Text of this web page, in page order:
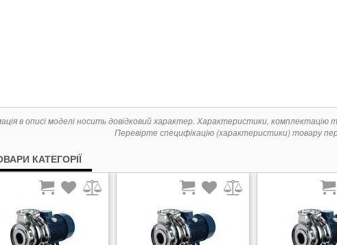
в описі моделі носить довідковий характер. Характеристики, комплектацію
Перевірте специфікацію (характеристики) товару
КАТЕГОРІЇ